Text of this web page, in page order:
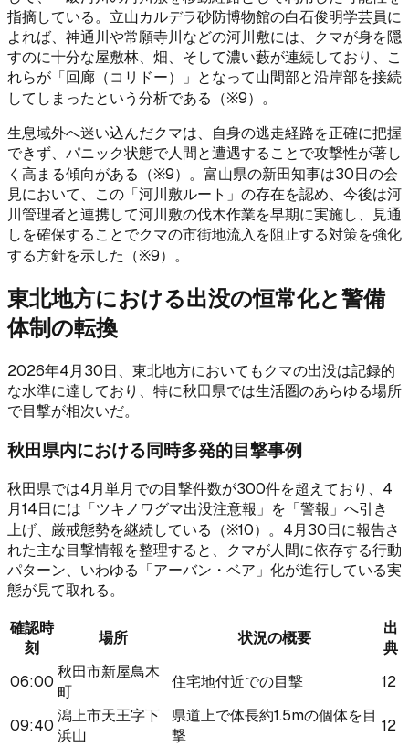
指摘している。立山カルデラ砂防博物館の白石俊明学芸員に
よれば、神通川や常願寺川などの河川敷には、クマが身を隠
すのに十分な屋敷林、畑、そして濃い藪が連続しており、こ
れらが「回廊（コリドー）」となって山間部と沿岸部を接続
してしまったという分析である（※9）。
生息域外へ迷い込んだクマは、自身の逃走経路を正確に把握
できず、パニック状態で人間と遭遇することで攻撃性が著し
く高まる傾向がある（※9）。富山県の新田知事は30日の会
見において、この「河川敷ルート」の存在を認め、今後は河
川管理者と連携して河川敷の伐木作業を早期に実施し、見通
しを確保することでクマの市街地流入を阻止する対策を強化
する方針を示した（※9）。
東北地方における出没の恒常化と警備
体制の転換
2026年4月30日、東北地方においてもクマの出没は記録的
な水準に達しており、特に秋田県では生活圏のあらゆる場所
で目撃が相次いだ。
秋田県内における同時多発的目撃事例
秋田県では4月単月での目撃件数が300件を超えており、4
月14日には「ツキノワグマ出没注意報」を「警報」へ引き
上げ、厳戒態勢を継続している（※10）。4月30日に報告さ
れた主な目撃情報を整理すると、クマが人間に依存する行動
パターン、いわゆる「アーバン・ベア」化が進行している実
態が見て取れる。
確認時
刻
場所 状況の概要
出
典
06:00
秋田市新屋鳥木
町
住宅地付近での目撃 12
09:40
潟上市天王字下
浜山
県道上で体長約1.5mの個体を目
撃
12